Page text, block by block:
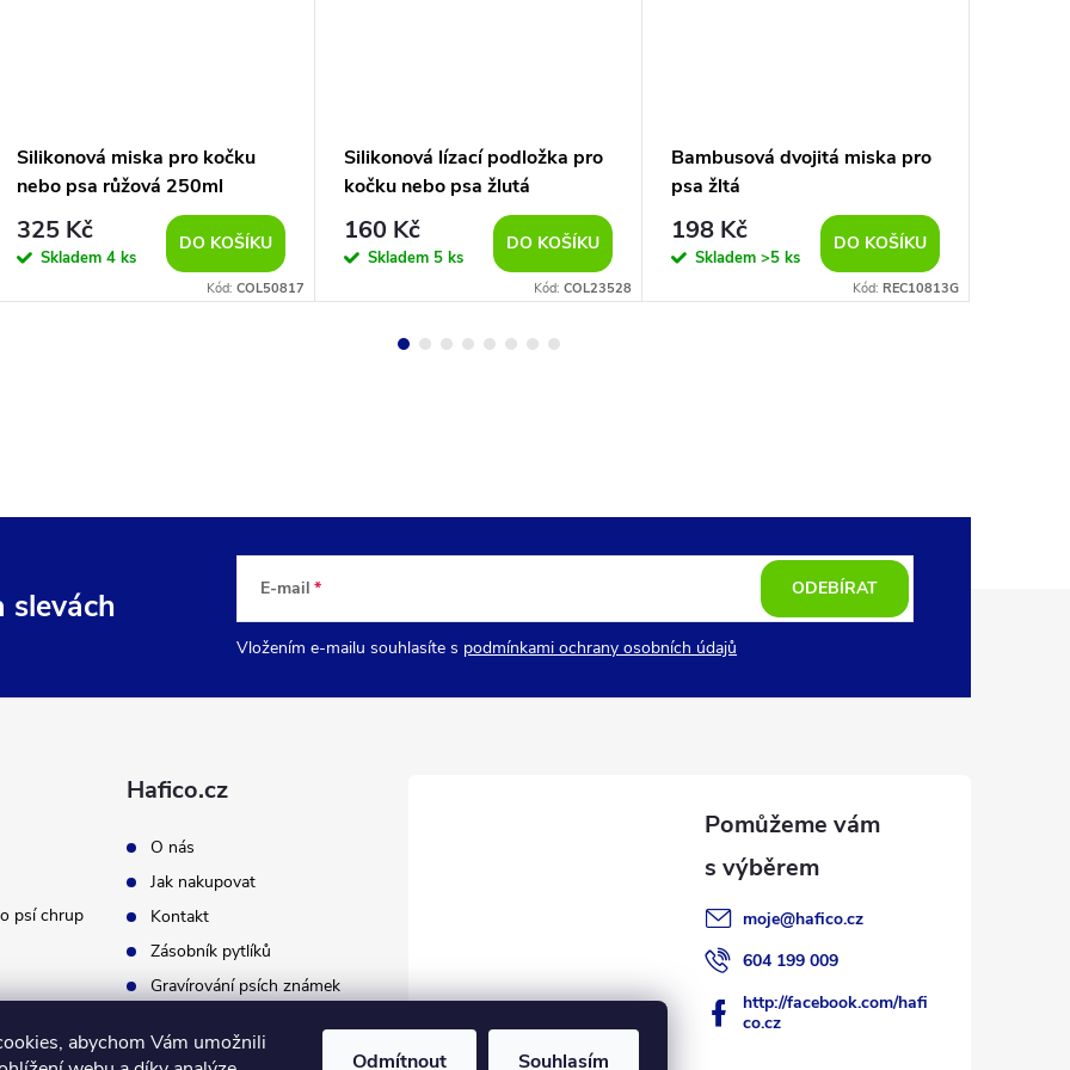
abychom Vám umožnili
Odmítnout Souhlasím
Silikonová miska pro kočku
nebo psa růžová 250ml
325 Kč
Skladem 4 ks
DO KOŠÍKU
Kód: COL50817
Silikonová lízací podložka pro
kočku nebo psa žlutá
160 Kč
Skladem 5 ks
DO KOŠÍKU
Kód: COL23528
Bambusová dvojitá miska pro
psa žltá
198 Kč
Skladem >5 ks
DO KOŠÍKU
Kód: REC10813G
slevách E-mail
Vložením e-mailu souhlasíte s podmínkami ochrany osobních údajů
ODEBÍRAT
psí chrup
Hafico.cz
O nás
Jak nakupovat
Kontakt
Zásobník pytlíků
Gravírování psích známek
moje@hafico.cz
604 199 009
http://facebook.com/hafi
co.cz